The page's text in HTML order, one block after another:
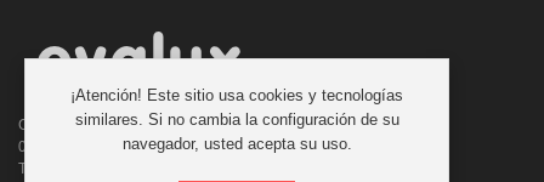
C/. Laforja, 46
08006 BARCELONA (ESPAÑA)
Teléfono: 933 210 593 - 619 711 900
¡Atención! Este sitio usa cookies y tecnologías
similares. Si no cambia la configuración de su
navegador, usted acepta su uso.